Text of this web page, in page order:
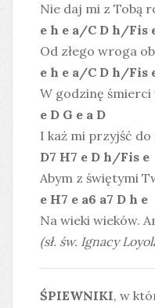
Nie daj mi z Tobą
e h e a/C D h/Fis
Od złego wroga
e h e a/C D h/Fis
W godzinę
e D G e a D
I każ mi przyjść do
D7 H7 e D h/Fis e
Abym z świętymi
e H7 e a6 a7 D h e
Na wieki wieków.
(sł. św. Ignacy
ŚPIEWNIKI, w